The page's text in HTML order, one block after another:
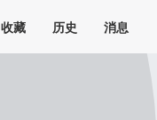
收藏 历史 消息